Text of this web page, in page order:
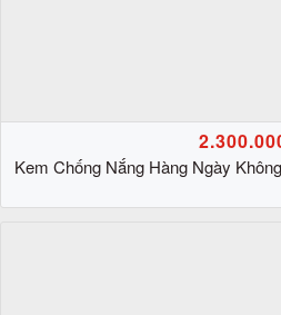
Kem Chống Nắng Hàng Ngày